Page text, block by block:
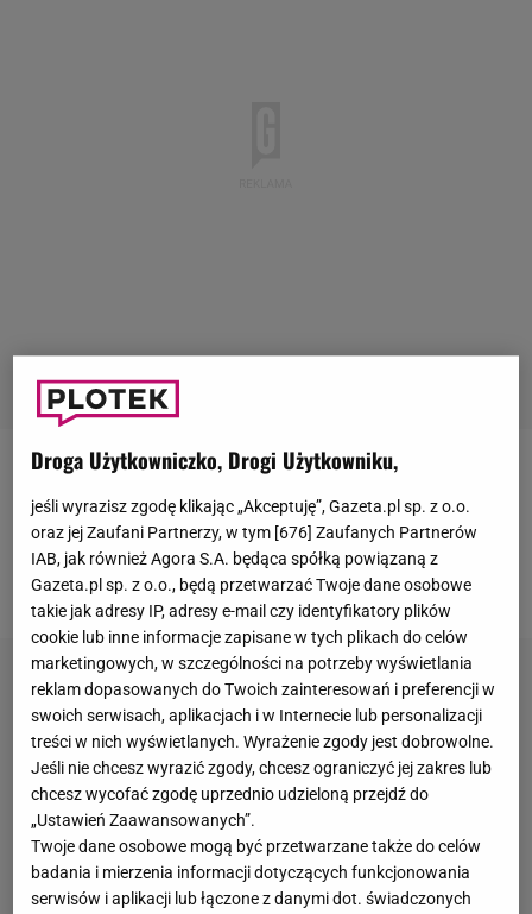
Magdalena Zawadzka, którą możemy kojarzyć z
serialu"39 i pół", jest szczęśliwa jak nigdy. Jej syn
Jan się żeni. Ojcem Jana jest nieżyjący aktor
Gustaw Holoubek.
Droga Użytkowniczko, Drogi Użytkowniku,
jeśli wyrazisz zgodę klikając „Akceptuję”, Gazeta.pl sp. z o.o.
oraz jej Zaufani Partnerzy, w tym [ 676 ] Zaufanych Partnerów
IAB, jak również Agora S.A. będąca spółką powiązaną z
Gazeta.pl sp. z o.o., będą przetwarzać Twoje dane osobowe
takie jak adresy IP, adresy e-mail czy identyfikatory plików
cookie lub inne informacje zapisane w tych plikach do celów
marketingowych, w szczególności na potrzeby wyświetlania
reklam dopasowanych do Twoich zainteresowań i preferencji w
swoich serwisach, aplikacjach i w Internecie lub personalizacji
treści w nich wyświetlanych. Wyrażenie zgody jest dobrowolne.
Jeśli nie chcesz wyrazić zgody, chcesz ograniczyć jej zakres lub
chcesz wycofać zgodę uprzednio udzieloną przejdź do
„Ustawień Zaawansowanych”.
Twoje dane osobowe mogą być przetwarzane także do celów
badania i mierzenia informacji dotyczących funkcjonowania
serwisów i aplikacji lub łączone z danymi dot. świadczonych